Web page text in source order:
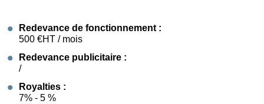
Redevance de fonctionnement :
500 €HT / mois
Redevance publicitaire :
/
Royalties :
7% - 5 %